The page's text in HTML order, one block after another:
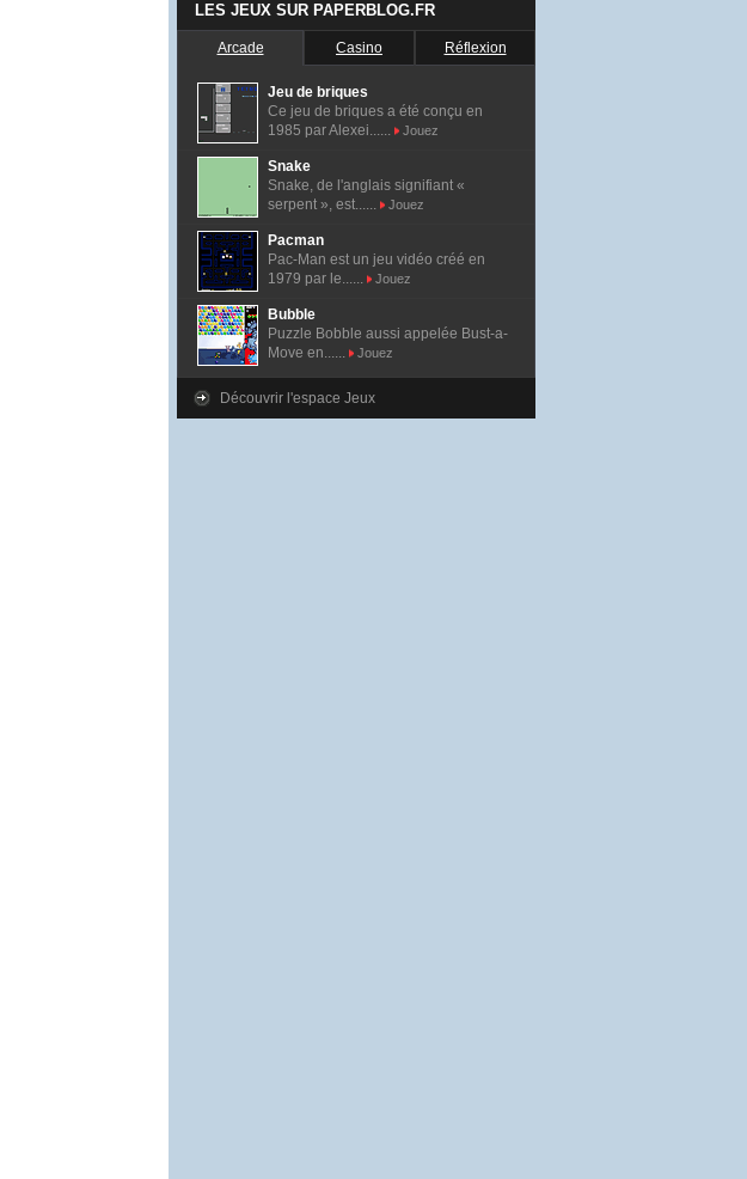
LES JEUX SUR PAPERBLOG.FR
Arcade Casino Réflexion
Jeu de briques
Ce jeu de briques a été conçu en
1985 par Alexei......
Jouez
Snake
Snake, de l'anglais signifiant «
serpent », est......
Jouez
Pacman
Pac-Man est un jeu vidéo créé en
1979 par le......
Jouez
Bubble
Puzzle Bobble aussi appelée Bust-a-
Move en......
Jouez
Découvrir l'espace Jeux